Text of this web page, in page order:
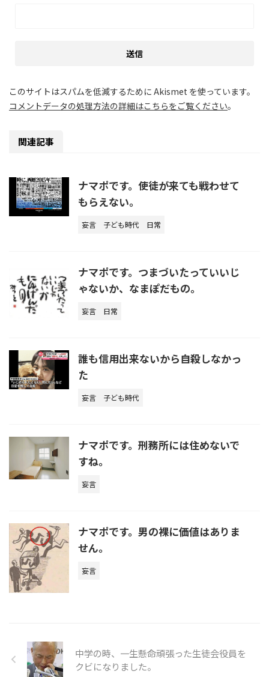
このサイトはスパムを低減するために Akismet を使っています。
コメントデータの処理方法の詳細はこちらをご覧ください。
関連記事
ナマポです。使徒が来ても戦わせて
もらえない。
妄言 子ども時代 日常
ナマポです。つまづいたっていいじ
ゃないか、なまぽだもの。
妄言 日常
誰も信用出来ないから自殺しなかっ
た
妄言 子ども時代
ナマポです。刑務所には住めないで
すね。
妄言
ナマポです。男の裸に価値はありま
せん。
妄言
中学の時、一生懸命頑張った生徒会役員を
クビになりました。